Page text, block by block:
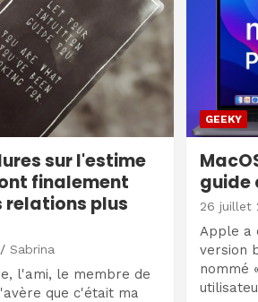
sur l'estime
finalement
relations plus
Sabrina
l'ami, le membre de
que c'était ma
GEEKY
guide
26 juillet
Apple a
version
nommé